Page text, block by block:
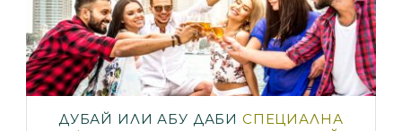
ДУБАЙ ИЛИ АБУ ДАБИ СПЕЦИАЛНА